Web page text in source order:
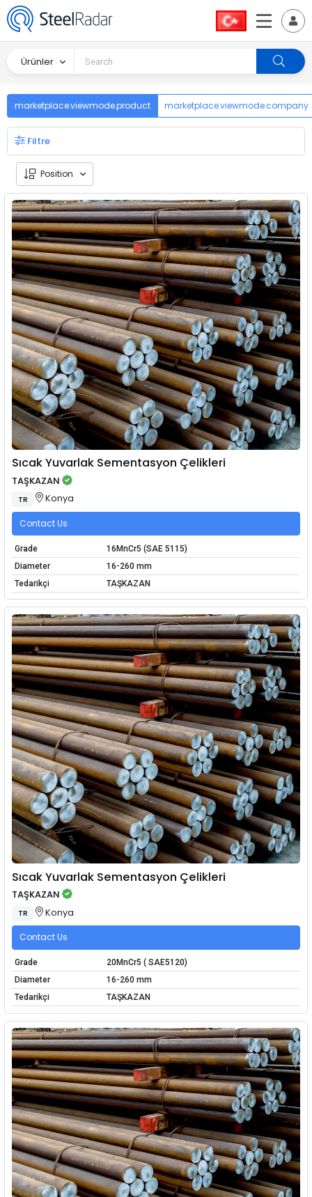
Ürünler
marketplace.viewmode.product marketplace.viewmode.company
Filtre
Position
Sıcak Yuvarlak Sementasyon Çelikleri
TAŞKAZAN
TR Konya
Contact Us
Grade
16MnCr5 (SAE 5115)
Diameter
16-260 mm
Tedarikçi
TAŞKAZAN
Sıcak Yuvarlak Sementasyon Çelikleri
TAŞKAZAN
TR Konya
Contact Us
Grade
20MnCr5 ( SAE5120)
Diameter
16-260 mm
Tedarikçi
TAŞKAZAN